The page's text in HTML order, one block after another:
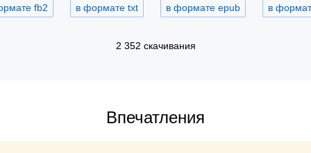
fb2 в формате txt в формате epub в
2 352 скачивания
Впечатления